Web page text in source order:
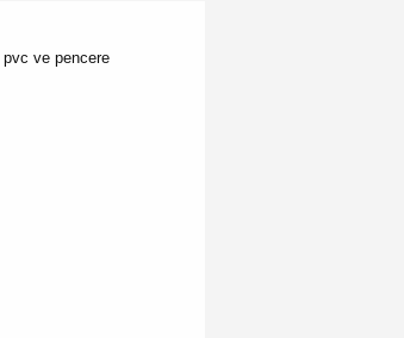
pvc ve pencere